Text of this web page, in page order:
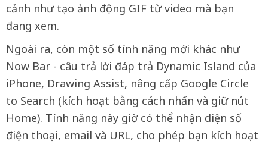
cảnh như tạo ảnh động GIF từ video mà bạn
đang xem.
Ngoài ra, còn một số tính năng mới khác như
Now Bar - câu trả lời đáp trả Dynamic Island của
iPhone, Drawing Assist, nâng cấp Google Circle
to Search (kích hoạt bằng cách nhấn và giữ nút
Home). Tính năng này giờ có thể nhận diện số
điện thoại, email và URL, cho phép bạn kích hoạt